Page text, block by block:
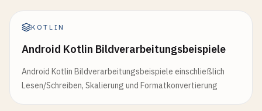
KOTLIN
Android Kotlin Bildverarbeitungsbeispiele
Android Kotlin Bildverarbeitungsbeispiele einschließlich
Lesen/Schreiben, Skalierung und Formatkonvertierung